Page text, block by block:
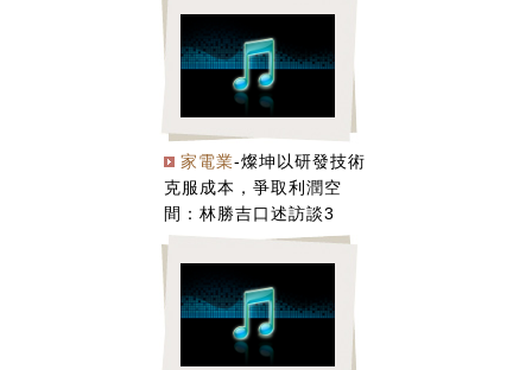
家電業-燦坤以研發技術
克服成本，爭取利潤空
間：林勝吉口述訪談3